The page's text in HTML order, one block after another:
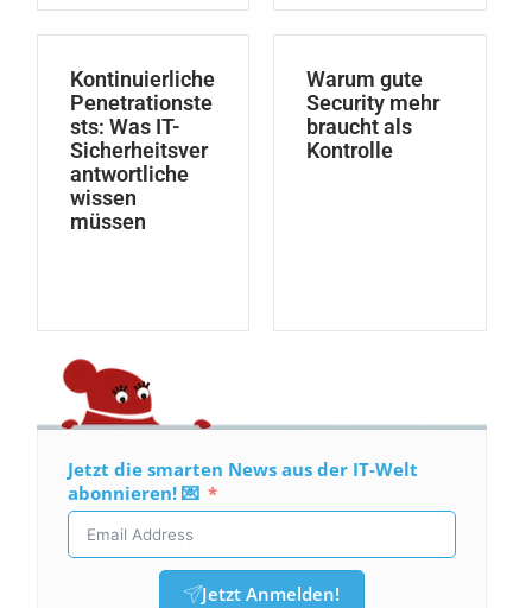
Kontinuierliche
Penetrationste
sts: Was IT-
Sicherheitsver
antwortliche
wissen
müssen
Warum gute
Security mehr
braucht als
Kontrolle
Jetzt die smarten News aus der IT-Welt
abonnieren! 💌
Jetzt Anmelden!